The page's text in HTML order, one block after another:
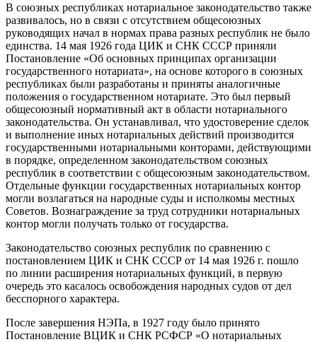
В союзных республиках нотариальное законодательство также
развивалось, но в связи с отсутствием общесоюзных
руководящих начал в нормах права разных республик не было
единства. 14 мая 1926 года ЦИК и СНК СССР приняли
Постановление «Об основных принципах организации
государственного нотариата», на основе которого в союзных
республиках были разработаны и приняты аналогичные
положения о государственном нотариате. Это был первый
общесоюзный нормативный акт в области нотариального
законодательства. Он устанавливал, что удостоверение сделок
и выполнение иных нотариальных действий производится
государственными нотариальными конторами, действующими
в порядке, определенном законодательством союзных
республик в соответствии с общесоюзным законодательством.
Отдельные функции государственных нотариальных контор
могли возлагаться на народные суды и исполкомы местных
Советов. Вознаграждение за труд сотрудники нотариальных
контор могли получать только от государства.
Законодательство союзных республик по сравнению с
постановлением ЦИК и СНК СССР от 14 мая 1926 г. пошло
по линии расширения нотариальных функций, в первую
очередь это касалось освобождения народных судов от дел
бесспорного характера.
После завершения НЭПа, в 1927 году было принято
Постановление ВЦИК и СНК РСФСР «О нотариальных